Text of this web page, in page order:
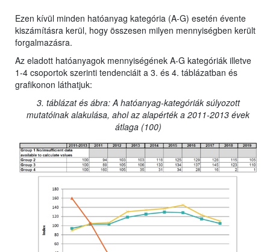
Ezen kívül minden hatóanyag kategória (A-G) esetén évente
kiszámításra kerül, hogy összesen milyen mennyiségben került
forgalmazásra.
Az eladott hatóanyagok mennyiségének A-G kategóriák illetve
1-4 csoportok szerinti tendenciáit a 3. és 4. táblázatban és
grafikonon láthatjuk:
3. táblázat és ábra: A hatóanyag-kategóriák súlyozott
mutatóinak alakulása, ahol az alapérték a 2011-2013 évek
átlaga (100)